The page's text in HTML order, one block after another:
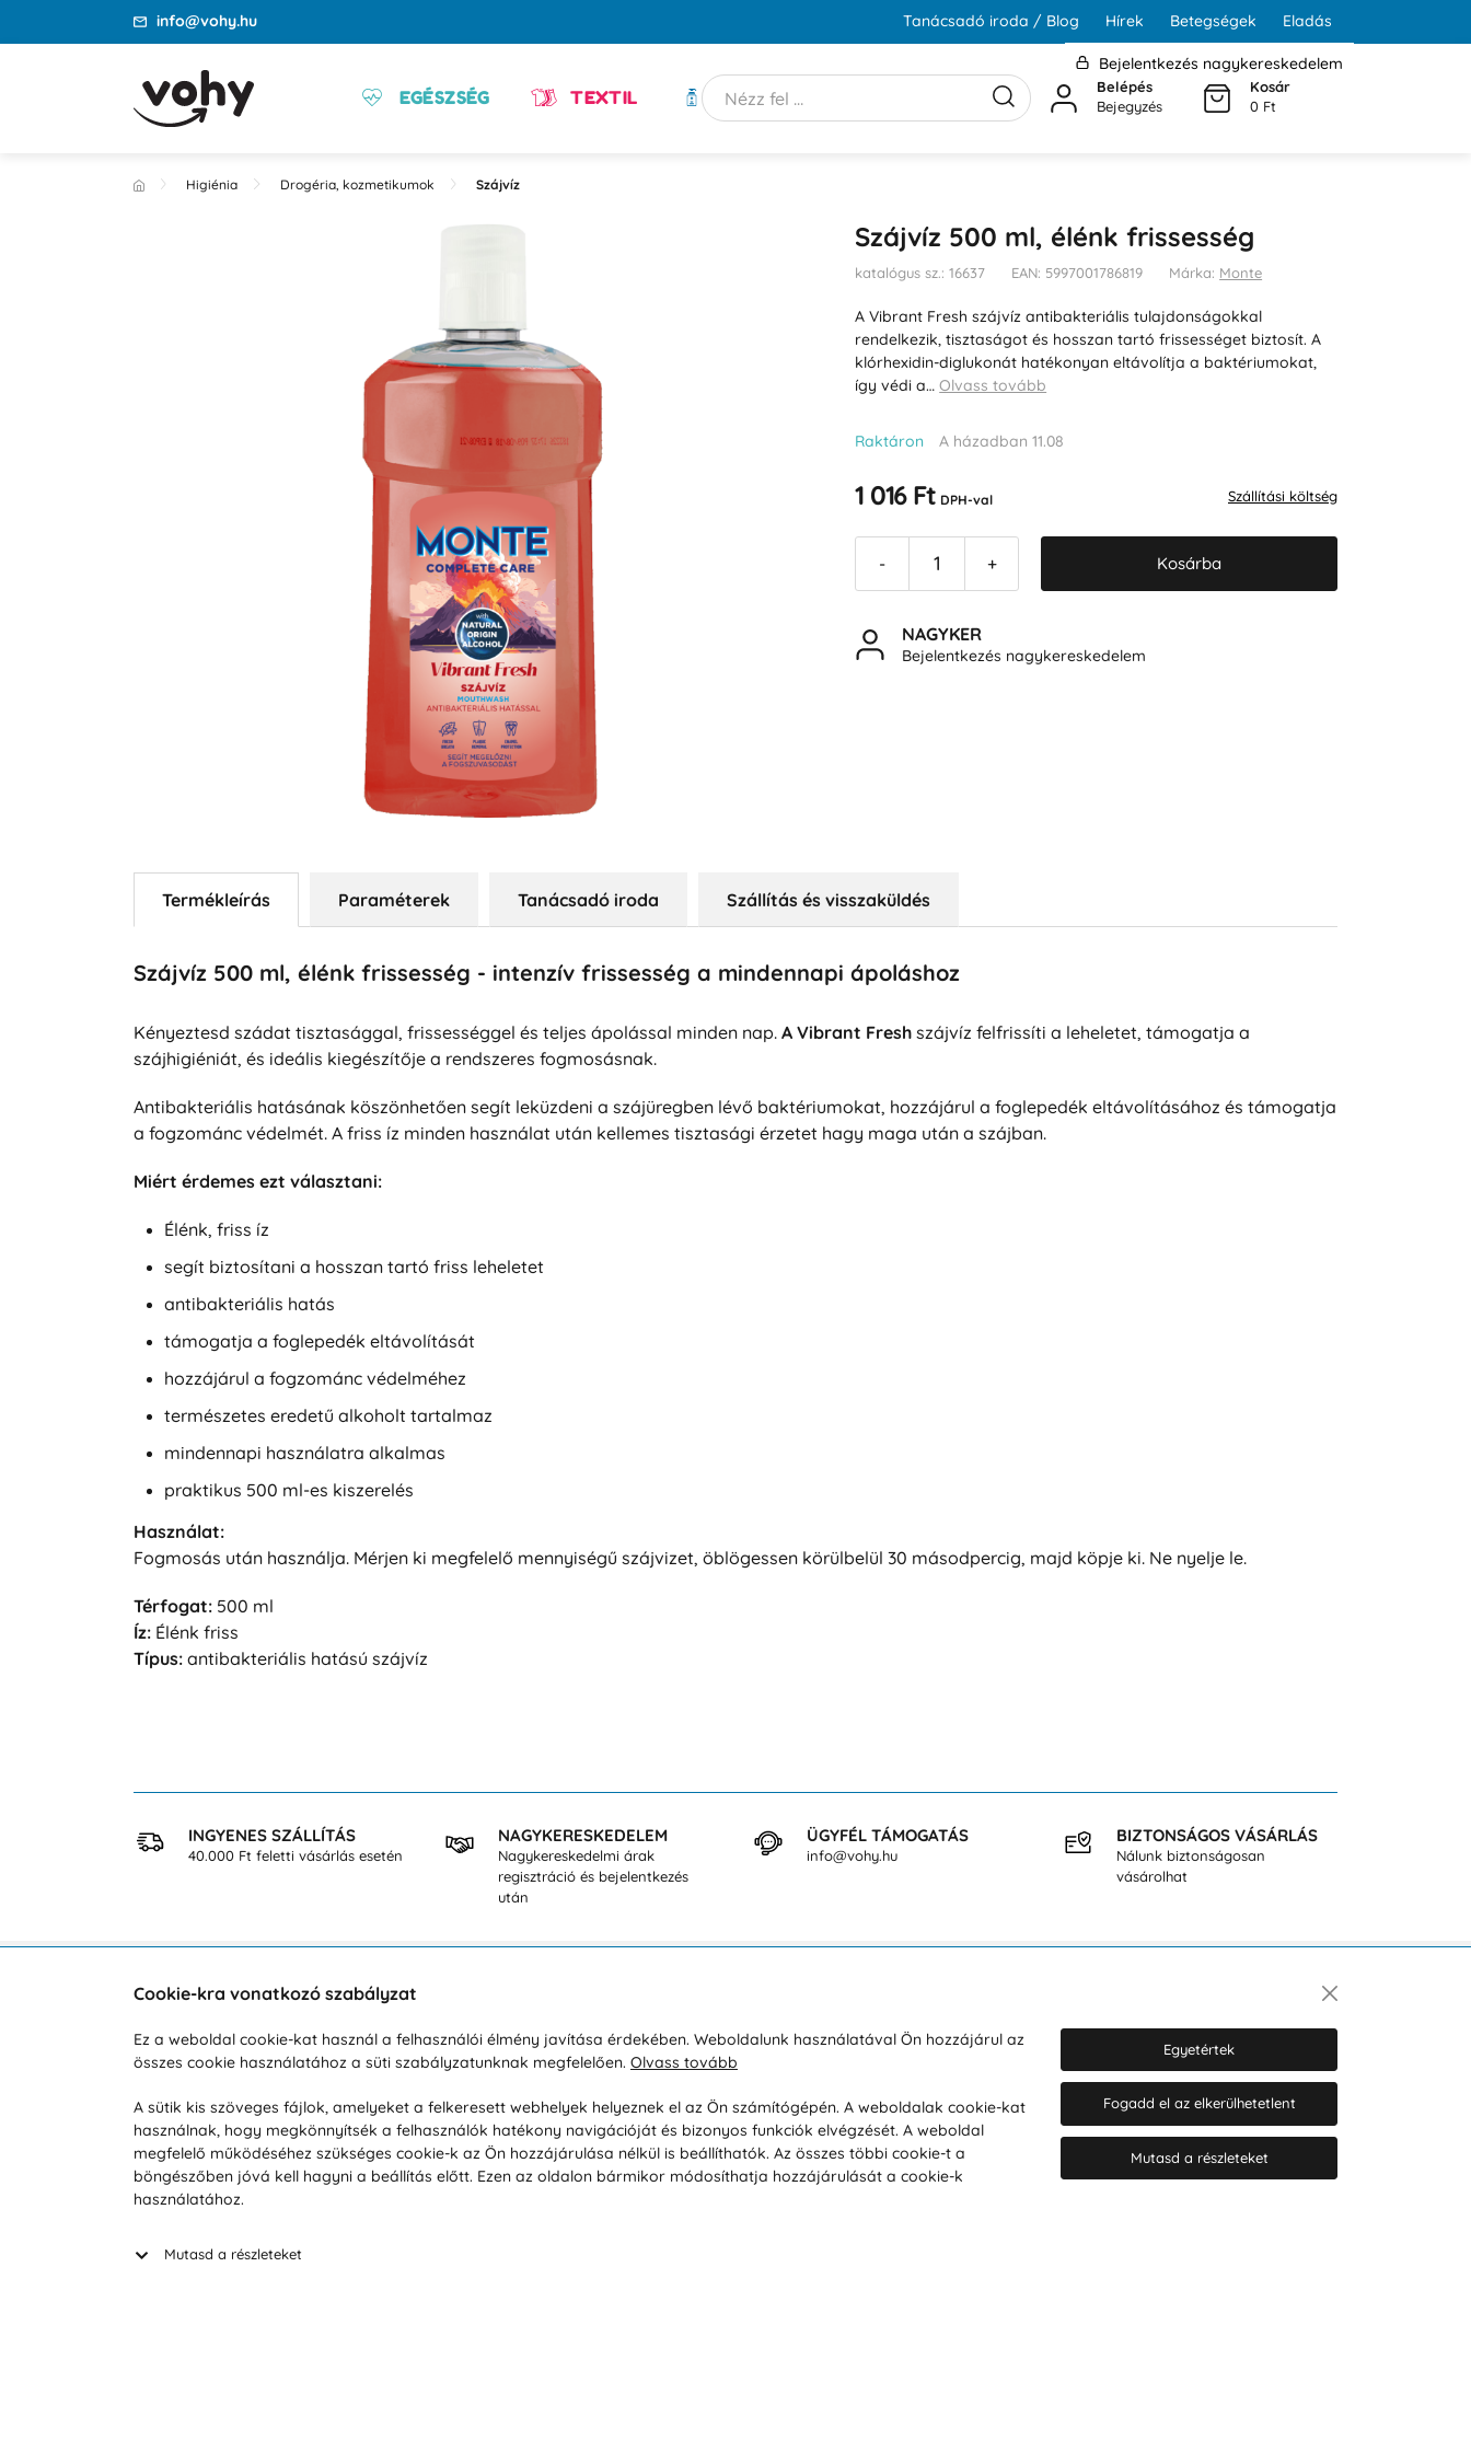
info@vohy.hu Tanácsadó iroda / Blog Hírek Betegségek Eladás
Bejelentkezés nagykereskedelem
EGÉSZSÉG TEXTIL HIGIÉNIA
Belépés
Bejegyzés
Kosár
0 Ft
Higiénia Drogéria, kozmetikumok Szájvíz
Szájvíz 500 ml, élénk frissesség
katalógus sz.: 16637 EAN: 5997001786819 Márka: Monte
A Vibrant Fresh szájvíz antibakteriális tulajdonságokkal
rendelkezik, tisztaságot és hosszan tartó frissességet biztosít. A
klórhexidin-diglukonát hatékonyan eltávolítja a baktériumokat,
így védi a…Olvass tovább
Raktáron A házadban 11.08
1 016 Ft DPH-val Szállítási költség
- + Kosárba
NAGYKER
Bejelentkezés nagykereskedelem
Termékleírás Paraméterek Tanácsadó iroda Szállítás és visszaküldés
Szájvíz 500 ml, élénk frissesség - intenzív frissesség a mindennapi ápoláshoz
Kényeztesd szádat tisztasággal, frissességgel és teljes ápolással minden nap. A Vibrant Freshszájvíz felfrissíti a leheletet, támogatja a
szájhigiéniát, és ideális kiegészítője a rendszeres fogmosásnak.
Antibakteriális hatásának köszönhetően segít leküzdeni a szájüregben lévő baktériumokat, hozzájárul a foglepedék eltávolításához és támogatja
a fogzománc védelmét. A friss íz minden használat után kellemes tisztasági érzetet hagy maga után a szájban.
Miért érdemes ezt választani:
Élénk, friss íz
segít biztosítani a hosszan tartó friss leheletet
antibakteriális hatás
támogatja a foglepedék eltávolítását
hozzájárul a fogzománc védelméhez
természetes eredetű alkoholt tartalmaz
mindennapi használatra alkalmas
praktikus 500 ml-es kiszerelés
Használat:
Fogmosás után használja. Mérjen ki megfelelő mennyiségű szájvizet, öblögessen körülbelül 30 másodpercig, majd köpje ki. Ne nyelje le.
Térfogat:500 ml
Íz:Élénk friss
Típus:antibakteriális hatású szájvíz
INGYENES SZÁLLÍTÁS
40.000 Ft feletti vásárlás esetén
NAGYKERESKEDELEM
Nagykereskedelmi árak
regisztráció és bejelentkezés
után
ÜGYFÉL TÁMOGATÁS
info@vohy.hu
BIZTONSÁGOS VÁSÁRLÁS
Nálunk biztonságosan
vásárolhat
Hétköznap 8:00-tól 16:00-ig
info@vohy.hu
Reklamáció / Áru visszaküldése
Szállítás és fizetés
Üzleti feltételek
Visszaküldési politika
Társaságról
Magánélet
Tanácsadó iroda
Hozzájárulok a személyes adatok
marketing célú kezeléséhez.
Személyes adatok védelmére
Cookie-kra vonatkozó szabályzat
Ez a weboldal cookie-kat használ a felhasználói élmény javítása érdekében. Weboldalunk használatával Ön hozzájárul az
összes cookie használatához a süti szabályzatunknak megfelelően. Olvass tovább
A sütik kis szöveges fájlok, amelyeket a felkeresett webhelyek helyeznek el az Ön számítógépén. A weboldalak cookie-kat
használnak, hogy megkönnyítsék a felhasználók hatékony navigációját és bizonyos funkciók elvégzését. A weboldal
megfelelő működéséhez szükséges cookie-k az Ön hozzájárulása nélkül is beállíthatók. Az összes többi cookie-t a
böngészőben jóvá kell hagyni a beállítás előtt. Ezen az oldalon bármikor módosíthatja hozzájárulását a cookie-k
használatához.
Mutasd a részleteket
Egyetértek
Fogadd el az elkerülhetetlent
Mutasd a részleteket